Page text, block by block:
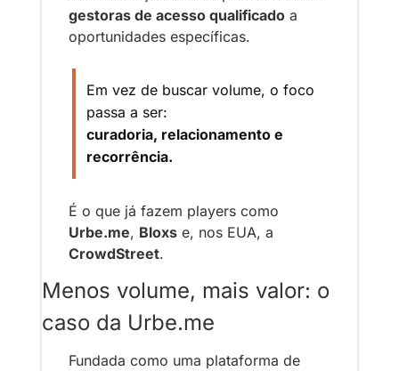
gestoras de acesso qualificado a
oportunidades específicas.
Em vez de buscar volume, o foco
passa a ser:
curadoria, relacionamento e
recorrência.
Urbe.me, Bloxs
CrowdStreet.
Menos volume, mais valor: o
caso da Urbe.me
Fundada como uma plataforma de